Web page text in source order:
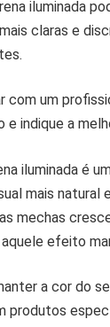
iluminada
claras e
com um
e indique a
iluminada é
mais natural
mechas
efeito
a cor do
produtos